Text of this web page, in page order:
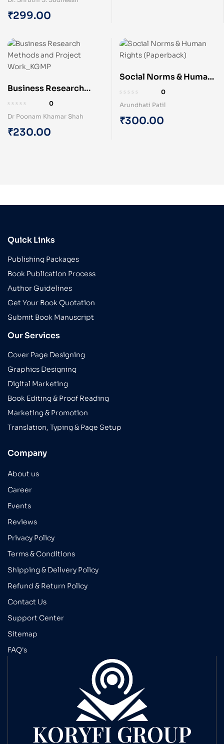
₹299.00
Business Research
Methods and Project
Work (Paperback)
0
Dr Poonam Khamar Shah
₹230.00
Social Norms & Human
Rights (Paperback)
0
Arundhati Patil
₹300.00
Quick Links
Publishing Packages
Book Publication Process
Author Guidelines
Get Your Book Quotation
Submit Book Manuscript
Our Services
Cover Page Designing
Graphics Designing
Digital Marketing
Book Editing & Proof Reading
Marketing & Promotion
Translation, Typing & Page Setup
Company
About us
Career
Events
Reviews
Privacy Policy
Terms & Conditions
Shipping & Delivery Policy
Refund & Return Policy
Contact Us
Support Center
Sitemap
FAQ's